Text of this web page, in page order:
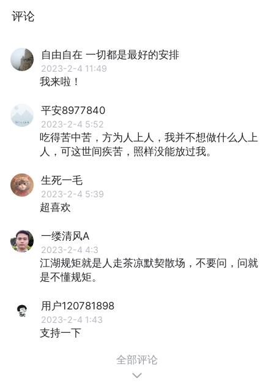
评论
自由自在 一切都是最好的安排
2023-2-4 11:49
我来啦！
平安8977840
2023-2-4 5:52
吃得苦中苦，⽅为⼈上⼈，我并不想做什么⼈上
⼈，可这世间疾苦，照样没能放过我。
生死一毛
2023-2-4 5:39
超喜欢
一缕清风A
2023-2-4 4:3
江湖规矩就是人走茶凉默契散场，不要问，问就
是不懂规矩。
用户120781898
2023-2-4 1:43
支持一下
全部评论